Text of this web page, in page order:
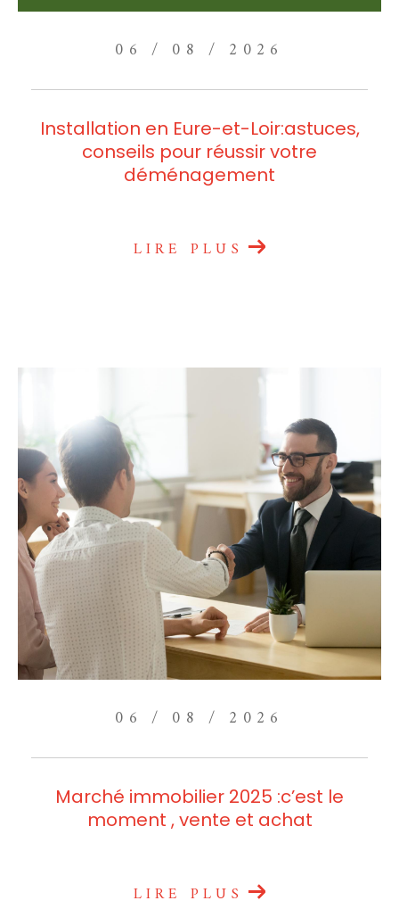
06 / 08 / 2026
Installation en Eure-et-Loir:astuces,
conseils pour réussir votre
déménagement
LIRE PLUS
06 / 08 / 2026
Marché immobilier 2025 :c’est le
moment , vente et achat
LIRE PLUS